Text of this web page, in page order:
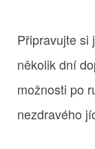
Připravujte si
několik dní
možnosti po
nezdravého